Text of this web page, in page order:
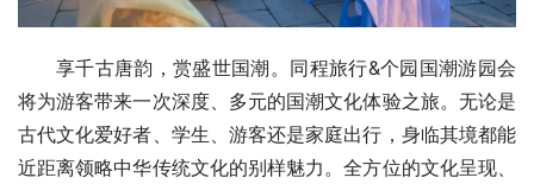
享千古唐韵，赏盛世国潮。同程旅行&个园国潮游园会
将为游客带来一次深度、多元的国潮文化体验之旅。无论是
古代文化爱好者、学生、游客还是家庭出行，身临其境都能
近距离领略中华传统文化的别样魅力。全方位的文化呈现、